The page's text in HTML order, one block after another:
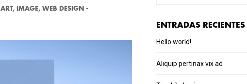
ART, IMAGE, WEB DESIGN -
ENTRADAS RECIENTES
Hello world!
Aliquip pertinax vix ad